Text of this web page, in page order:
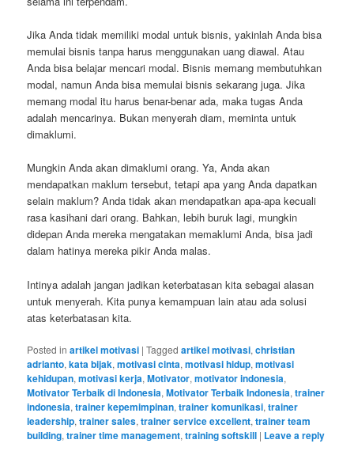
Jika Anda tidak memiliki modal untuk bisnis, yakinlah Anda bisa
memulai bisnis tanpa harus menggunakan uang diawal. Atau
Anda bisa belajar mencari modal. Bisnis memang membutuhkan
modal, namun Anda bisa memulai bisnis sekarang juga. Jika
memang modal itu harus benar-benar ada, maka tugas Anda
adalah mencarinya. Bukan menyerah diam, meminta untuk
dimaklumi.
Mungkin Anda akan dimaklumi orang. Ya, Anda akan
mendapatkan maklum tersebut, tetapi apa yang Anda dapatkan
selain maklum? Anda tidak akan mendapatkan apa-apa kecuali
rasa kasihani dari orang. Bahkan, lebih buruk lagi, mungkin
didepan Anda mereka mengatakan memaklumi Anda, bisa jadi
dalam hatinya mereka pikir Anda malas.
Intinya adalah jangan jadikan keterbatasan kita sebagai alasan
untuk menyerah. Kita punya kemampuan lain atau ada solusi
atas keterbatasan kita.
Posted in artikel motivasi |Tagged artikel motivasi,christian
adrianto,kata bijak,motivasi cinta,motivasi hidup,motivasi
kehidupan,motivasi kerja,Motivator,motivator indonesia,
Motivator Terbaik di Indonesia,Motivator Terbaik Indonesia,trainer
indonesia,trainer kepemimpinan,trainer komunikasi,trainer
leadership,trainer sales,trainer service excellent,trainer team
building,trainer time management,training softskill | Leave a reply